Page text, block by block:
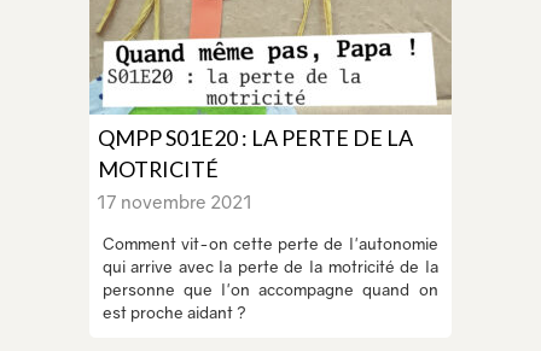
QMPP S01E20 : LA PERTE DE LA
MOTRICITÉ
17 novembre 2021
Comment vit-on cette perte de l'autonomie
qui arrive avec la perte de la motricité de la
personne que l'on accompagne quand on
est proche aidant ?